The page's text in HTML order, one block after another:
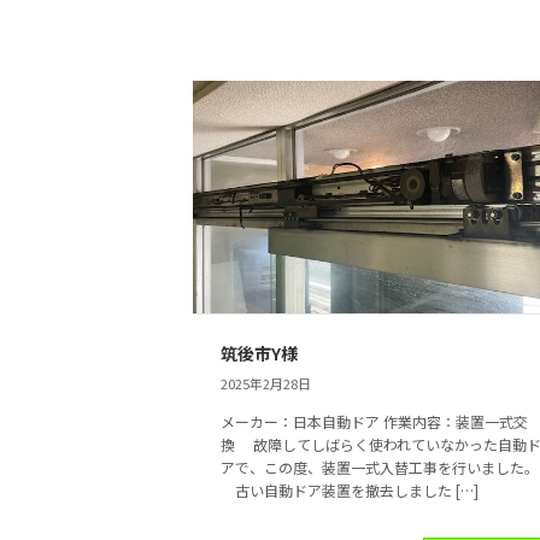
筑後市Y様
2025年2月28日
メーカー：日本自動ドア 作業内容：装置一式交
換 故障してしばらく使われていなかった自動ド
アで、この度、装置一式入替工事を行いました。
古い自動ドア装置を撤去しました […]